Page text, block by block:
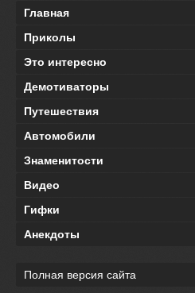
Главная
Приколы
Это интересно
Демотиваторы
Путешествия
Автомобили
Знаменитости
Видео
Гифки
Анекдоты
Полная версия сайта